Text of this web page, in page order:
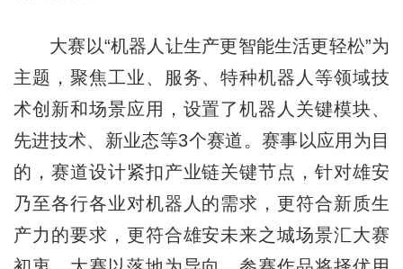
大赛以“机器人让生产更智能生活更轻松”为
主题，聚焦工业、服务、特种机器人等领域技
术创新和场景应用，设置了机器人关键模块、
先进技术、新业态等3个赛道。赛事以应用为目
的，赛道设计紧扣产业链关键节点，针对雄安
乃至各行各业对机器人的需求，更符合新质生
产力的要求，更符合雄安未来之城场景汇大赛